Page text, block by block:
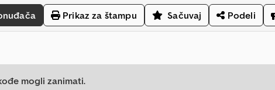
Prikaz za štampu Sačuvaj Podeli
mogli zanimati.